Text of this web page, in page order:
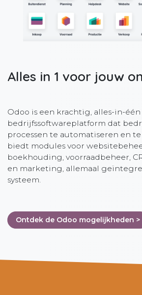
Alles in 1 voor jouw
Odoo is een krachtig, alles-in-één
bedrijfssoftwareplatform dat
processen te automatiseren en
biedt modules voor
boekhouding, voorraadbeheer,
en marketing, allemaal
systeem.
Ontdek de Odoo mogelijkheden >